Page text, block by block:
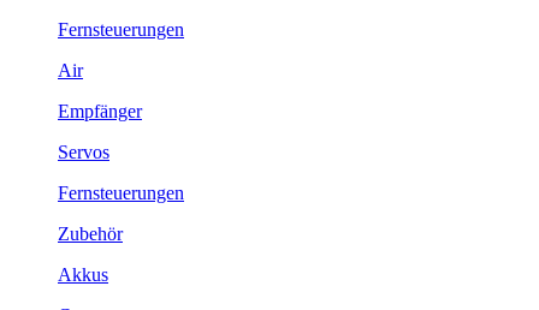
Fernsteuerungen
Air
Empfänger
Servos
Fernsteuerungen
Zubehör
Akkus